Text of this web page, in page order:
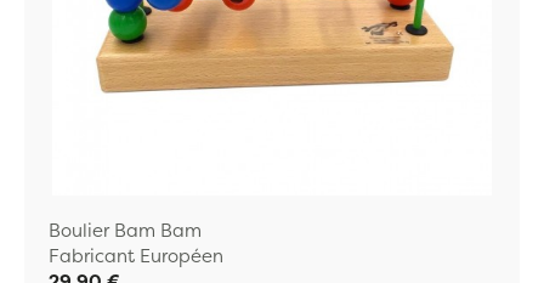
Boulier Bam Bam
Fabricant Européen